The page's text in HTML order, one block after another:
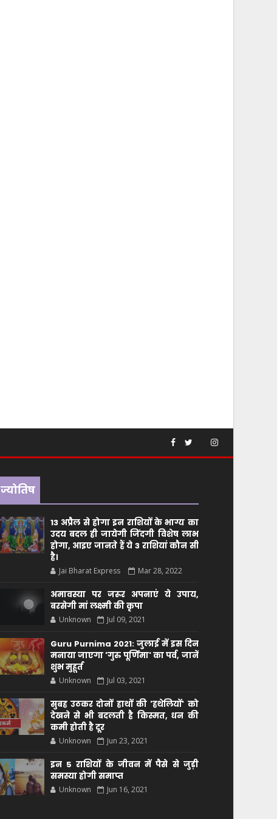
ज्योतिष
13 अप्रैल से होगा इन राशियों के भाग्य का
उदय बदल ही जायेगी जिंदगी विशेष लाभ
होगा, आइए जानते हैं ये 3 राशियां कौन सीं
है।
Jai Bharat Express Mar 28, 2022
अमावस्या पर जरूर अपनाएं ये उपाय,
बरसेगी मां लक्ष्मी की कृपा
Unknown Jul 09, 2021
Guru Purnima 2021: जुलाई में इस दिन
मनाया जाएगा 'गुरु पूर्णिमा' का पर्व, जानें
शुभ मुहूर्त
Unknown Jul 03, 2021
सुबह उठकर दोनों हाथों की 'हथेलियों' को
देखने से भी बदलती है किस्मत, धन की
कमी होती है दूर
Unknown Jun 23, 2021
इन 5 राशियों के जीवन में पैसे से जुड़ी
समस्या होगी समाप्त
Unknown Jun 16, 2021